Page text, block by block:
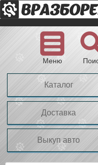
Меню
Каталог
Доставка
Выкуп авто